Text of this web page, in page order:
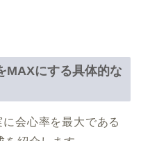
MAXにする具体的な
会心率を最大である